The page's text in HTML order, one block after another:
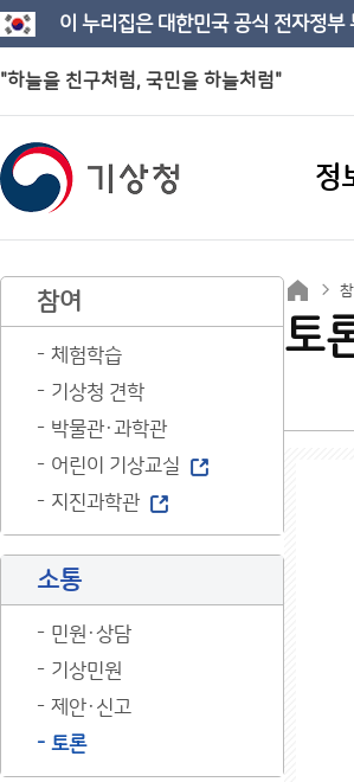
이 누리집은 대한민국 공식 전자정부
"하늘을 친구처럼, 국민을 하늘처럼"
정
참여
체험학습
기상청 견학
박물관·과학관
어린이 기상교실
지진과학관
소통
민원·상담
기상민원
제안·신고
토론
토